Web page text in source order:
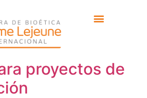
Susana de
proyectos de